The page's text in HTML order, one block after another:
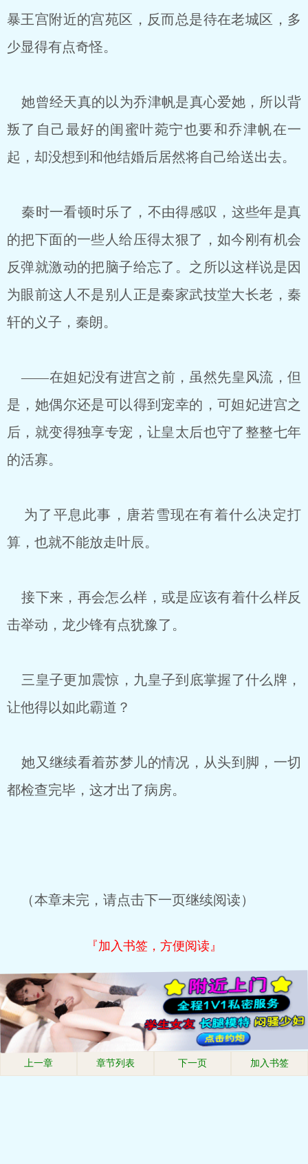
暴王宫附近的宫苑区，反而总是待在老城区，多
少显得有点奇怪。
她曾经天真的以为乔津帆是真心爱她，所以背
叛了自己最好的闺蜜叶菀宁也要和乔津帆在一
起，却没想到和他结婚后居然将自己给送出去。
秦时一看顿时乐了，不由得感叹，这些年是真
的把下面的一些人给压得太狠了，如今刚有机会
反弹就激动的把脑子给忘了。之所以这样说是因
为眼前这人不是别人正是秦家武技堂大长老，秦
轩的义子，秦朗。
——在妲妃没有进宫之前，虽然先皇风流，但
是，她偶尔还是可以得到宠幸的，可妲妃进宫之
后，就变得独享专宠，让皇太后也守了整整七年
的活寡。
为了平息此事，唐若雪现在有着什么决定打
算，也就不能放走叶辰。
接下来，再会怎么样，或是应该有着什么样反
击举动，龙少锋有点犹豫了。
三皇子更加震惊，九皇子到底掌握了什么牌，
让他得以如此霸道？
她又继续看着苏梦儿的情况，从头到脚，一切
都检查完毕，这才出了病房。
（本章未完，请点击下一页继续阅读）
『加入书签，方便阅读』
上一章 章节列表 下一页 加入书签